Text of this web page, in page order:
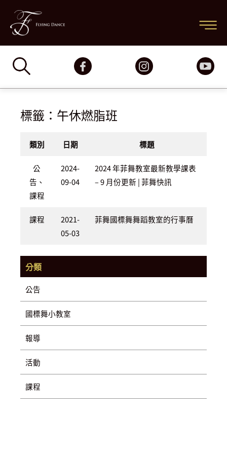
要
要
選
單
標籤：午休燃脂班
類別 日期 標題
公
告、
課程
2024-
09-04
2024 年菲舞教室最新教學課表
– 9 月份更新 | 菲舞快訊
課程
2021-
05-03
菲舞國標舞舞蹈教室的行事曆
分類
公告
國標舞小教室
報導
活動
課程